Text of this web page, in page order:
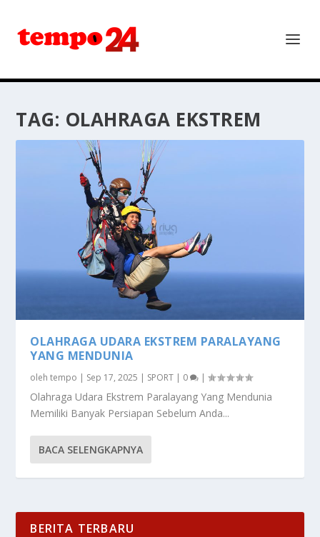
TAG: OLAHRAGA EKSTREM
OLAHRAGA UDARA EKSTREM PARALAYANG
YANG MENDUNIA
olehtempo | Sep 17, 2025 | SPORT | 0 |
Olahraga Udara Ekstrem Paralayang Yang Mendunia
Memiliki Banyak Persiapan Sebelum Anda...
BACA SELENGKAPNYA
BERITA TERBARU